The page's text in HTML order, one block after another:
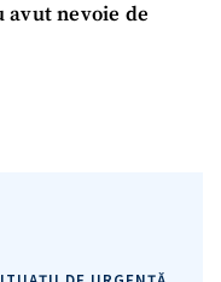
avut nevoie de